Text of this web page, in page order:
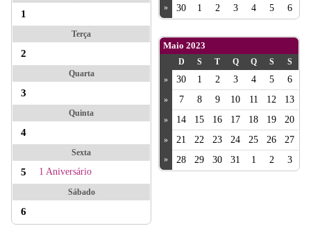
1
Terça
2
Quarta
3
Quinta
4
Sexta
5 1 Aniversário
Sábado
6
» 30 1 2 3 4 5 6
Maio 2023
D S T Q Q S
S
»
30 1 2 3 4 5 6
» 7 8 9 10 11 12 13
» 14 15 16 17 18 19 20
» 21 22 23 24 25 26 27
» 28 29 30 31 1 2 3